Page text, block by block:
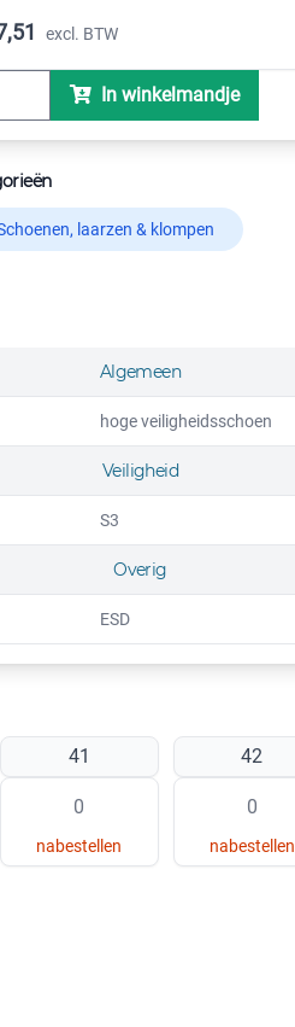
excl. BTW
In winkelmandje
laarzen & klompen
Algemeen
hoge veiligheidsschoen
Veiligheid
S3
Overig
ESD
41
nabestellen
42
nabestellen